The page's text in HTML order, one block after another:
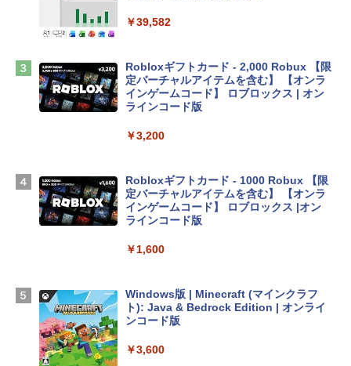
ンケース Dell NEC Lavie ASUS HP dyna
￥2,952
Apple 2026 MacBook Air M5チップ搭載
igence、13.6インチLiquid Retinaディ
ラ、Touch ID - ミッドナイト + 3年延長
AppleCare+ for 13インチMacBook Air
(M5)|ダウンロード版
￥347,600
ン 15-fd 15.6インチ 16GBメモリ 512GB
SSD インテル Core 5
￥129,800
￥39,582
Robloxギフトカード - 2,000 Robux 【限
定バーチャルアイテムを含む】 【オンラ
インゲームコード】 ロブロックス | オン
ラインコード版
￥3,200
Robloxギフトカード - 1000 Robux 【限
定バーチャルアイテムを含む】 【オンラ
インゲームコード】 ロブロックス |オン
ラインコード版
￥1,600
Windows版 | Minecraft (マインクラフ
ト): Java & Bedrock Edition | オンライ
ンコード版
￥3,600